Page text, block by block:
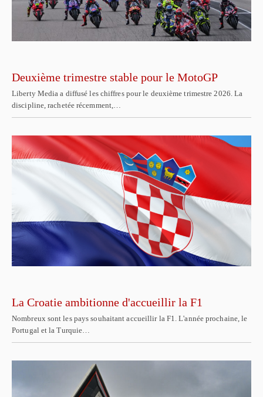
Deuxième trimestre stable pour le MotoGP
Liberty Media a diffusé les chiffres pour le deuxième trimestre 2026. La
discipline, rachetée récemment,…
La Croatie ambitionne d'accueillir la F1
Nombreux sont les pays souhaitant accueillir la F1. L'année prochaine, le
Portugal et la Turquie…